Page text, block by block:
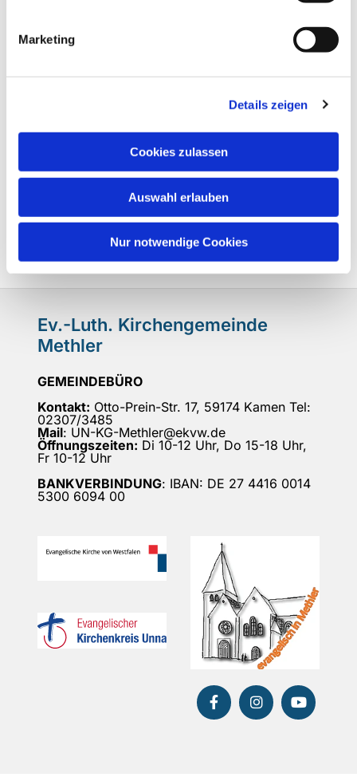
Marketing
Details zeigen
Cookies zulassen
Auswahl erlauben
Nur notwendige Cookies
Ev.-Luth. Kirchengemeinde
Methler
GEMEINDEBÜRO
Kontakt: Otto-Prein-Str. 17, 59174 Kamen Tel:
02307/3485
Mail: UN-KG-Methler@ekvw.de
Öffnungszeiten: Di 10-12 Uhr, Do 15-18 Uhr,
Fr 10-12 Uhr
BANKVERBINDUNG: IBAN: DE 27 4416 0014
5300 6094 00